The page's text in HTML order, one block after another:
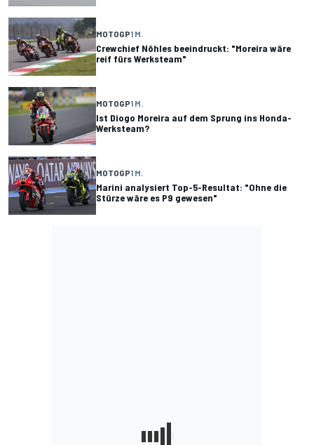
MOTOGP1 M.
Crewchief Nöhles beeindruckt: "Moreira wäre
reif fürs Werksteam"
MOTOGP1 M.
Ist Diogo Moreira auf dem Sprung ins Honda-
Werksteam?
MOTOGP1 M.
Marini analysiert Top-5-Resultat: "Ohne die
Stürze wäre es P9 gewesen"